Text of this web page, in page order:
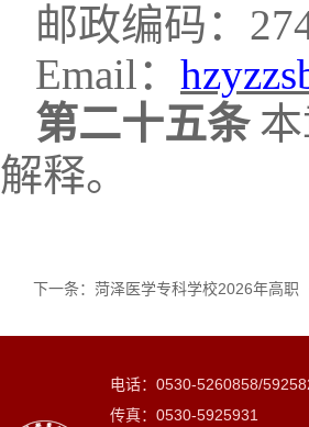
邮政编码：
Email：
第二十五条
解释。
下一条： 菏泽医学专科学校2026年高职
电话：0530-5260858/
传真：0530-5925931